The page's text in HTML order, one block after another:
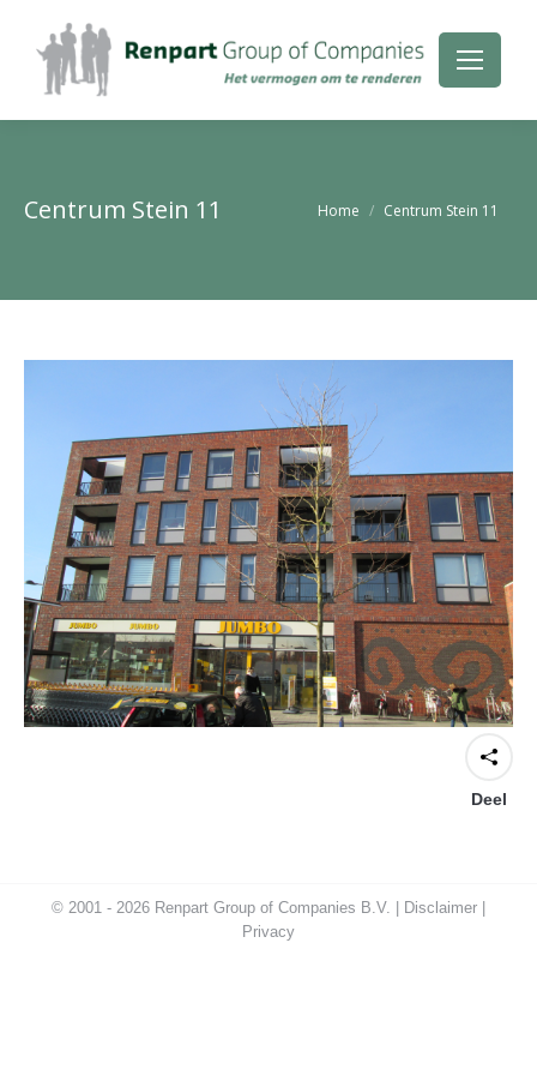
Centrum Stein 11 Je bent hier:
Home Centrum Stein 11
Deel
© 2001 - 2026 Renpart Group of Companies B.V. | Disclaimer
Privacy